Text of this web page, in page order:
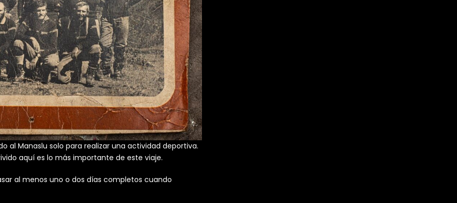
al Manaslu solo para realizar una actividad deportiva.
aquí es lo más importante de este viaje.
al menos uno o dos días completos cuando